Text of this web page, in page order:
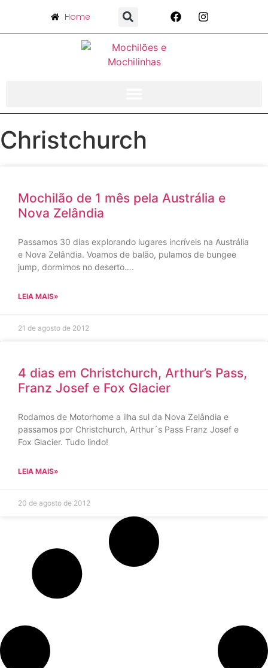
Home
Christchurch
Mochilão de 1 mês pela Austrália e
Nova Zelândia
Passamos 30 dias explorando lugares incríveis na Austrália
e Nova Zelândia. Voamos de balão, pulamos de bungee
jump, dormimos no deserto….
LEIA MAIS»
21 de agosto de 2012
4 dias em Christchurch, Arthur’s Pass,
Franz Josef e Fox Glacier
Rodamos de Motorhome a ilha sul da Nova Zelândia e
passamos por Christchurch, Arthur´s Pass Franz Josef e
Fox Glacier. Tudo lindo!
LEIA MAIS»
20 de agosto de 2012